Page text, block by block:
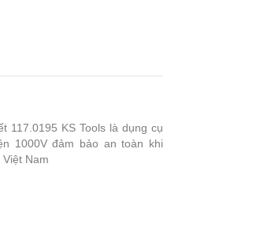
117.0195 KS Tools là dụng cụ
1000V đảm bảo an toàn khi
Nam